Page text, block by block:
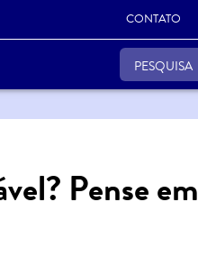
CONTATO
Pense em